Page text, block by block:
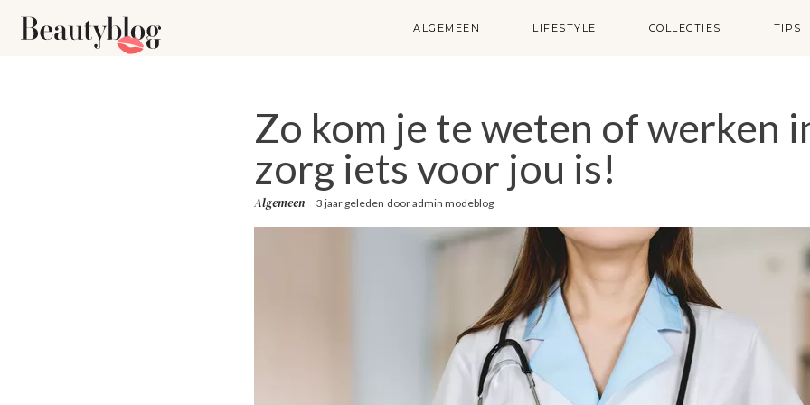
ALGEMEEN LIFESTYLE COLLECTIES TIPS
Zo kom je te weten of werken
zorg iets voor jou is!
Algemeen 3 jaar geleden dooradmin modeblog